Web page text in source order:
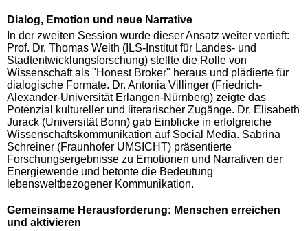
Dialog, Emotion und neue Narrative
In der zweiten Session wurde dieser Ansatz weiter vertieft:
Prof. Dr. Thomas Weith (ILS-Institut für Landes- und
Stadtentwicklungsforschung) stellte die Rolle von
Wissenschaft als "Honest Broker" heraus und plädierte für
dialogische Formate. Dr. Antonia Villinger (Friedrich-
Alexander-Universität Erlangen-Nürnberg) zeigte das
Potenzial kultureller und literarischer Zugänge. Dr. Elisabeth
Jurack (Universität Bonn) gab Einblicke in erfolgreiche
Wissenschaftskommunikation auf Social Media. Sabrina
Schreiner (Fraunhofer UMSICHT) präsentierte
Forschungsergebnisse zu Emotionen und Narrativen der
Energiewende und betonte die Bedeutung
lebensweltbezogener Kommunikation.
Gemeinsame Herausforderung: Menschen erreichen
und aktivieren